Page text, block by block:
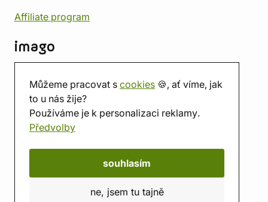
Můžeme pracovat s cookies 🍪, ať víme, jak
to u nás žije?
Používáme je k personalizaci reklamy.
Předvolby
souhlasím
ne, jsem tu tajně
Affiliate program
imago
Prodejna
Herna
O nás
Hodnocení obchodu